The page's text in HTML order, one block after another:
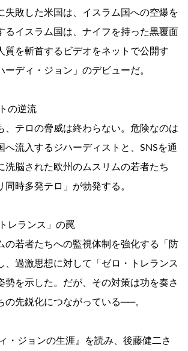
失敗した米国は、イスラム国への空爆を
るイスラム国は、ナイフを持った黒覆面
質を斬首するビデオをネットで公開す
ーディ・ジョン」のデビューだ。
の逆流
、テロの脅威は終わらない。危険なのは
へ流入するジハーディストと、SNSを通
洗脳された欧州のムスリムの若者たち
同時多発テロ」が勃発する。
レランス」の罠
の若者たちへの監視体制を強化する「防
、過激思想に対して「ゼロ・トレランス
勢を示した。だが、その対策は功を奏さ
の先鋭化につながっている──。
・ジョンの生涯』を読み、後藤健二さ